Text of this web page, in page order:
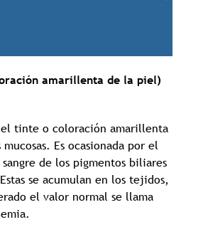
amarillenta de la piel)
tinte o coloración amarillenta
Es ocasionada por el
de los pigmentos biliares
se acumulan en los tejidos,
el valor normal se llama